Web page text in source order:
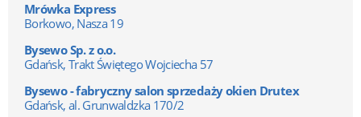
Mrówka Express
Borkowo, Nasza 19
Bysewo Sp. z o.o.
Gdańsk, Trakt Świętego Wojciecha 57
Bysewo - fabryczny salon sprzedaży okien Drutex
Gdańsk, al. Grunwaldzka 170/2